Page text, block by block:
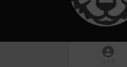
トップ